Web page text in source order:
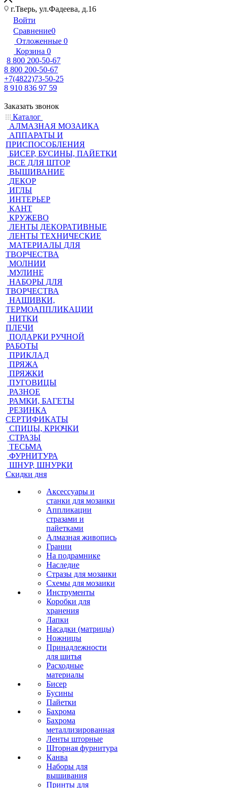
г.Тверь, ул.Фадеева, д.16
Войти
Сравнение0
Отложенные 0
Корзина 0
8 800 200-50-67
8 800 200-50-67
+7(4822)73-50-25
8 910 836 97 59
Заказать звонок
Каталог
АЛМАЗНАЯ МОЗАИКА
АППАРАТЫ И
ПРИСПОСОБЛЕНИЯ
БИСЕР, БУСИНЫ, ПАЙЕТКИ
ВСЕ ДЛЯ ШТОР
ВЫШИВАНИЕ
ДЕКОР
ИГЛЫ
ИНТЕРЬЕР
КАНТ
КРУЖЕВО
ЛЕНТЫ ДЕКОРАТИВНЫЕ
ЛЕНТЫ ТЕХНИЧЕСКИЕ
МАТЕРИАЛЫ ДЛЯ
ТВОРЧЕСТВА
МОЛНИИ
МУЛИНЕ
НАБОРЫ ДЛЯ
ТВОРЧЕСТВА
НАШИВКИ,
ТЕРМОАППЛИКАЦИИ
НИТКИ
ПЛЕЧИ
ПОДАРКИ РУЧНОЙ
РАБОТЫ
ПРИКЛАД
ПРЯЖА
ПРЯЖКИ
ПУГОВИЦЫ
РАЗНОЕ
РАМКИ, БАГЕТЫ
РЕЗИНКА
СЕРТИФИКАТЫ
СПИЦЫ, КРЮЧКИ
СТРАЗЫ
ТЕСЬМА
ФУРНИТУРА
ШНУР, ШНУРКИ
Скидки дня
Аксессуары и
станки для мозаики
Аппликации
стразами и
пайетками
Алмазная живопись
Гранни
На подрамнике
Наследие
Стразы для мозаики
Схемы для мозаики
Инструменты
Коробки для
хранения
Лапки
Насадки (матрицы)
Ножницы
Принадлежности
для шитья
Расходные
материалы
Бисер
Бусины
Пайетки
Бахрома
Бахрома
металлизированная
Ленты шторные
Шторная фурнитура
Канва
Наборы для
вышивания
Принты для